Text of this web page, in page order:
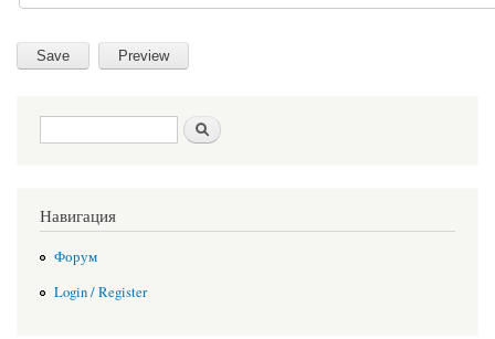
Search form
Навигация
Форум
Login / Register